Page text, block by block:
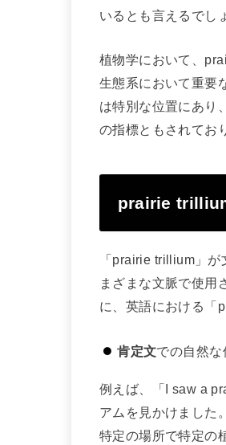
いるとも言えるでし
植物学において、
生態系において重要
は特別な位置にあり
の指標ともされてお
prairie
「prairie trillium」
まざまな文脈で使用
に、英語における「
肯定文での自然な
例えば、「I saw a
アムを見かけました
特定の場所で特定の